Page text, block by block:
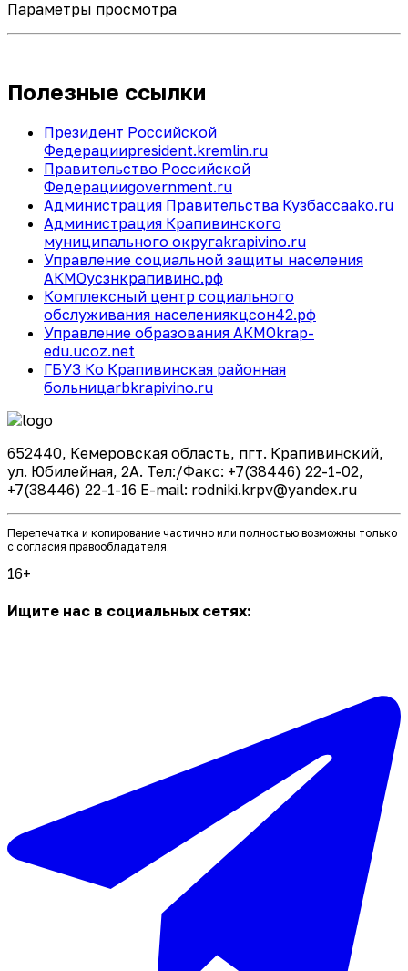
Параметры просмотра
Полезные ссылки
Президент Российской
Федерацииpresident.kremlin.ru
Правительство Российской
Федерацииgovernment.ru
Администрация Правительства Кузбассаako.ru
Администрация Крапивинского
муниципального округаkrapivino.ru
Управление социальной защиты населения
АКМОусзнкрапивино.рф
Комплексный центр социального
обслуживания населениякцсон42.рф
Управление образования АКМОkrap-
edu.ucoz.net
ГБУЗ Ко Крапивинская районная
больницаrbkrapivino.ru
652440, Кемеровская область, пгт. Крапивинский,
ул. Юбилейная, 2А. Тел:/Факс: +7(38446) 22-1-02,
+7(38446) 22-1-16 E-mail: rodniki.krpv@yandex.ru
Перепечатка и копирование частично или полностью возможны только
с согласия правообладателя.
16+
Ищите нас в социальных сетях: